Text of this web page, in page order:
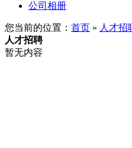
公司相册
您当前的位置： 首页 » 人才招
人才招聘
暂无内容